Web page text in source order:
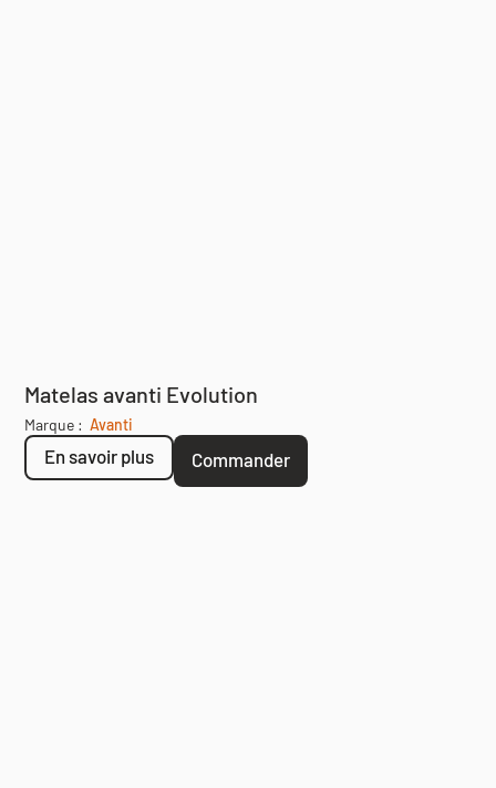
Matelas avanti Evolution
Marque : Avanti
En savoir plus Commander